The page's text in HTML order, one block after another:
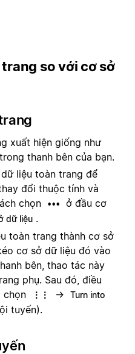
so với cơ sở
xuất hiện giống như
thanh bên của bạn.
liệu toàn trang để
đổi thuộc tính và
chọn
•••
ở đầu cơ
dữ liệu .
toàn trang thành cơ sở
cơ sở dữ liệu đó vào
bên, thao tác này
phụ. Sau đó, điều
chọn
⋮⋮ →
Turn into
tuyến).